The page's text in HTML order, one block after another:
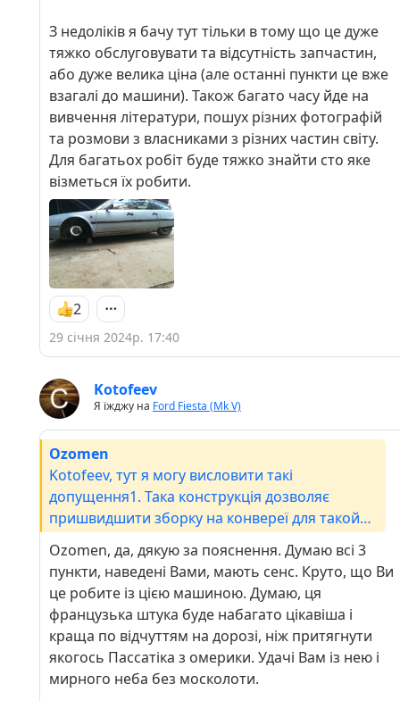
З недоліків я бачу тут тільки в тому що це дуже
тяжко обслуговувати та відсутність запчастин,
або дуже велика ціна (але останні пункти це вже
взагалі до машини). Також багато часу йде на
вивчення літератури, пошух різних фотографій
та розмови з власниками з різних частин світу.
Для багатьох робіт буде тяжко знайти сто яке
візметься їх робити.
2
29 січня 2024р. 17:40
Kotofeev
Я їжджу на Ford Fiesta (Mk V)
Ozomen
Kotofeev, тут я могу висловити такі
допущення1. Така конструкція дозволяє
пришвидшити зборку на конвереї для такой
сайлентблоки при кріпленю до кузова
передають меньше вібрацій. А ця машина на
той час була бізнес класу. Того в парі з
великими ходами ричагів і гідро підвіской,
навіть зараз досить тяжко знайти що може
зрівнятись по відчуттям. Вона на дорогі як
пливе))) а ще в парі з рульовим яке не передає
Ozomen, да, дякую за пояснення. Думаю всі 3
пункти, наведені Вами, мають сенс. Круто, що Ви
це робите із цією машиною. Думаю, ця
французька штука буде набагато цікавіша і
краща по відчуттям на дорозі, ніж притягнути
якогось Пассатіка з омерики. Удачі Вам із нею і
мирного неба без москолоти.